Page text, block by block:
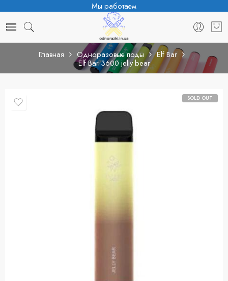
Мы работаем
Главная Одноразовые поды
Elf Bar
Elf Bar 3600 jelly bear
SOLD OUT